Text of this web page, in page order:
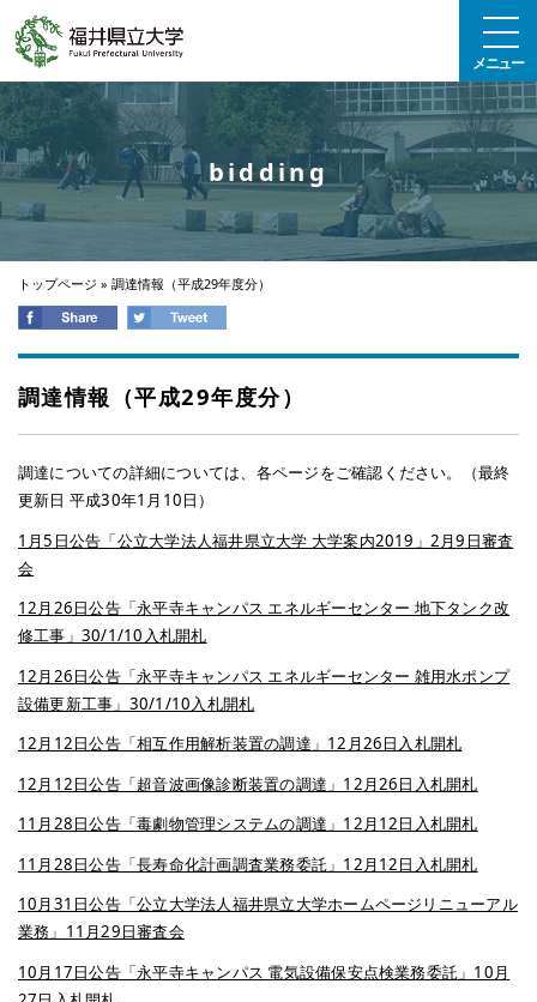
メニュー
bidding
トップページ » 調達情報（平成29年度分）
調達情報（平成29年度分）
調達についての詳細については、各ページをご確認ください。（最終
更新日 平成30年1月10日）
1月5日公告「公立大学法人福井県立大学 大学案内2019」2月9日審査
会
12月26日公告「永平寺キャンパス エネルギーセンター 地下タンク改
修工事」30/1/10入札開札
12月26日公告「永平寺キャンパス エネルギーセンター 雑用水ポンプ
設備更新工事」30/1/10入札開札
12月12日公告「相互作用解析装置の調達」12月26日入札開札
12月12日公告「超音波画像診断装置の調達」12月26日入札開札
11月28日公告「毒劇物管理システムの調達」12月12日入札開札
11月28日公告「長寿命化計画調査業務委託」12月12日入札開札
10月31日公告「公立大学法人福井県立大学ホームページリニューアル
業務」11月29日審査会
10月17日公告「永平寺キャンパス 電気設備保安点検業務委託」10月